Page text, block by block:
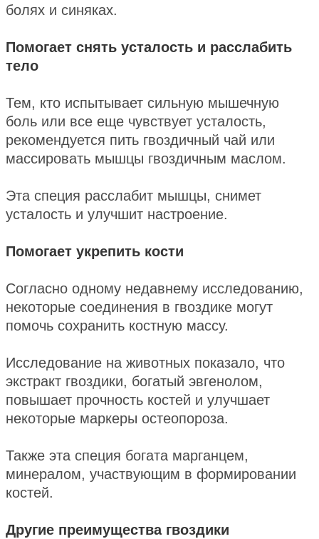
болях и синяках.
Помогает снять усталость и расслабить
тело
Тем, кто испытывает сильную мышечную
боль или все еще чувствует усталость,
рекомендуется пить гвоздичный чай или
массировать мышцы гвоздичным маслом.
Эта специя расслабит мышцы, снимет
усталость и улучшит настроение.
Помогает укрепить кости
Согласно одному недавнему исследованию,
некоторые соединения в гвоздике могут
помочь сохранить костную массу.
Исследование на животных показало, что
экстракт гвоздики, богатый эвгенолом,
повышает прочность костей и улучшает
некоторые маркеры остеопороза.
Также эта специя богата марганцем,
минералом, участвующим в формировании
костей.
Другие преимущества гвоздики